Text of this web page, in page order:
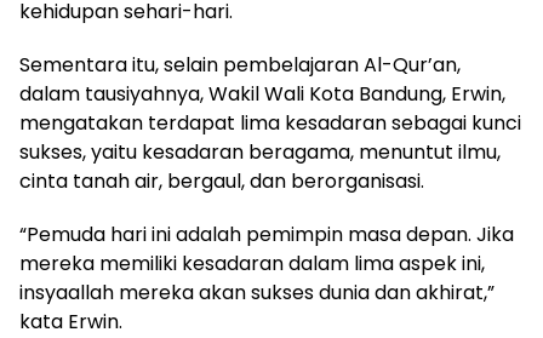
kehidupan sehari-hari.
Sementara itu, selain pembelajaran Al-Qur’an,
dalam tausiyahnya, Wakil Wali Kota Bandung, Erwin,
mengatakan terdapat lima kesadaran sebagai kunci
sukses, yaitu kesadaran beragama, menuntut ilmu,
cinta tanah air, bergaul, dan berorganisasi.
“Pemuda hari ini adalah pemimpin masa depan. Jika
mereka memiliki kesadaran dalam lima aspek ini,
insyaallah mereka akan sukses dunia dan akhirat,”
kata Erwin.